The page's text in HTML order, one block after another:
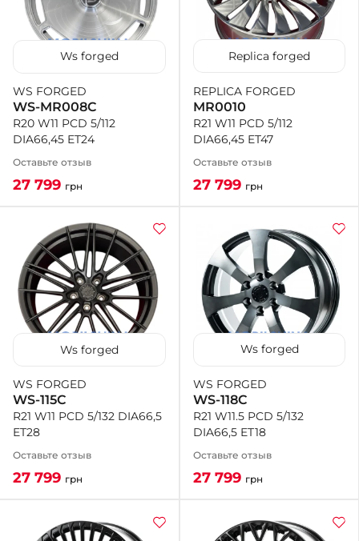
Ws forged
WS FORGED
WS-MR008C
R20 W11 PCD 5/112
DIA66,45 ET24
Оставьте отзыв
27 799 грн
Replica forged
REPLICA FORGED
MR0010
R21 W11 PCD 5/112
DIA66,45 ET47
Оставьте отзыв
27 799 грн
Ws forged
WS FORGED
WS-115C
R21 W11 PCD 5/132 DIA66,5
ET28
Оставьте отзыв
27 799 грн
Ws forged
WS FORGED
WS-118C
R21 W11.5 PCD 5/132
DIA66,5 ET18
Оставьте отзыв
27 799 грн